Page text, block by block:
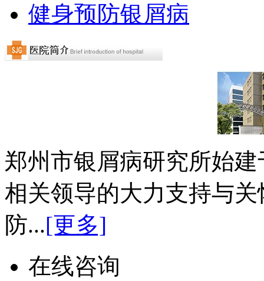
健身预防银屑病
郑州市银屑病研究所始
相关领导的大力支持与
防...[更多]
在线咨询